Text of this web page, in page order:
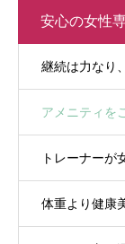
安心の女性
継続は力なり
アメニティを
トレーナーが
体重より健康